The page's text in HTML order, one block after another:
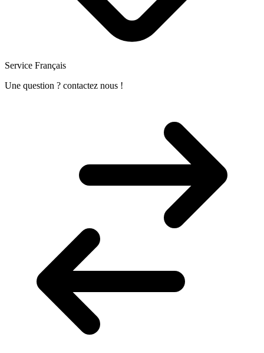
Service Français
Une question ? contactez nous !